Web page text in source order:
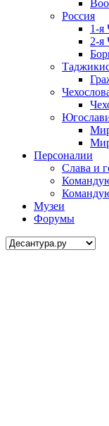
Россия
1-я
2-я
Персоналии
Слава и
Музеи
Форумы